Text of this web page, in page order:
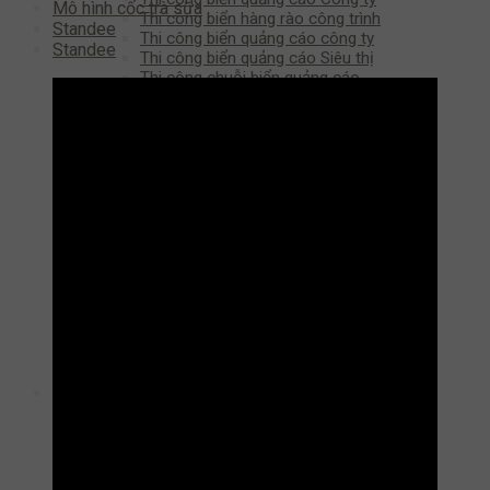
Thi công biển hàng rào công trình
Thi công biển quảng cáo công ty
Thi công biển quảng cáo Siêu thị
Thi công chuỗi biển quảng cáo
Mô hình cốc trà sữa
Standee
Standee